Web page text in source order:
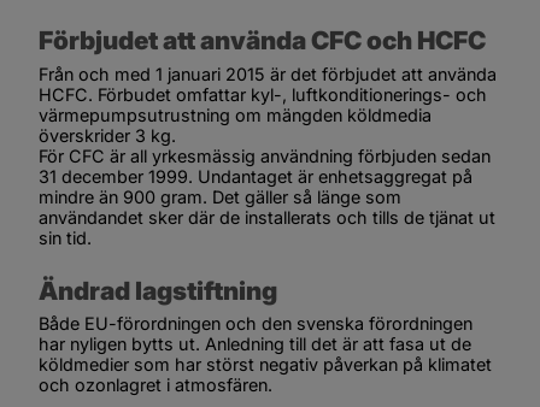
Förbjudet att använda CFC och HCFC
Från och med 1 januari 2015 är det förbjudet att använda
HCFC. Förbudet omfattar kyl-, luftkonditionerings- och
värmepumpsutrustning om mängden köldmedia
överskrider 3 kg.
För CFC är all yrkesmässig användning förbjuden sedan
31 december 1999. Undantaget är enhetsaggregat på
mindre än 900 gram. Det gäller så länge som
användandet sker där de installerats och tills de tjänat ut
sin tid.
Ändrad lagstiftning
Både EU-förordningen och den svenska förordningen
har nyligen bytts ut. Anledning till det är att fasa ut de
köldmedier som har störst negativ påverkan på klimatet
och ozonlagret i atmosfären.